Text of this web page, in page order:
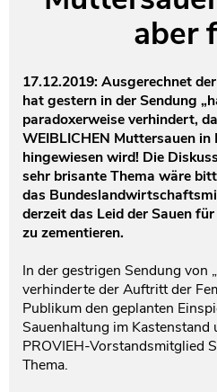
aber
17.12.2019: Ausgerechnet
hat gestern in der Sendung
paradoxerweise verhindert,
WEIBLICHEN Muttersauen in
hingewiesen wird! Die
sehr brisante Thema wäre
das
derzeit das Leid der Sauen
zu zementieren.
In der gestrigen Sendung von
verhinderte der Auftritt der
Publikum den geplanten
Sauenhaltung im Kastenstand
PROVIEH-Vorstandsmitglied
Thema.
Testament und Nachlass
Netzwerk- und